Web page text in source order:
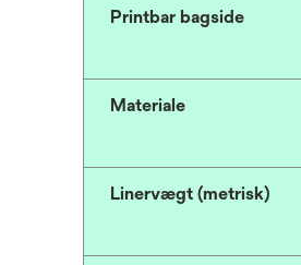
Printbar bagside
Materiale
Linervægt (metrisk)